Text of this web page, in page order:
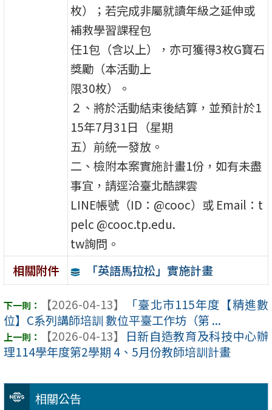
相關公告
枚）；若完成非屬就讀年級之延伸或
補救學習課程包
任1包（含以上），亦可獲得3枚G寶石
獎勵（本活動上
限30枚）。
２、將於活動結束後結算，並預計於1
15年7月31日（星期
五）前統一發放。
二、檢附本案實施計畫1份，如有未盡
事宜，請逕洽臺北酷課雲
LINE帳號（ID：@cooc）或 Email：t
pelc @cooc.tp.edu.
tw詢問。
相關附件
「英語馬拉松」實施計畫
【2026-04-13】
「臺北市115年度【精進數
位】C系列講師培訓 數位平臺工作坊（第 ...
【2026-04-13】
日新自造教育及科技中心辦
理114學年度第2學期 4、5月份教師培訓計畫